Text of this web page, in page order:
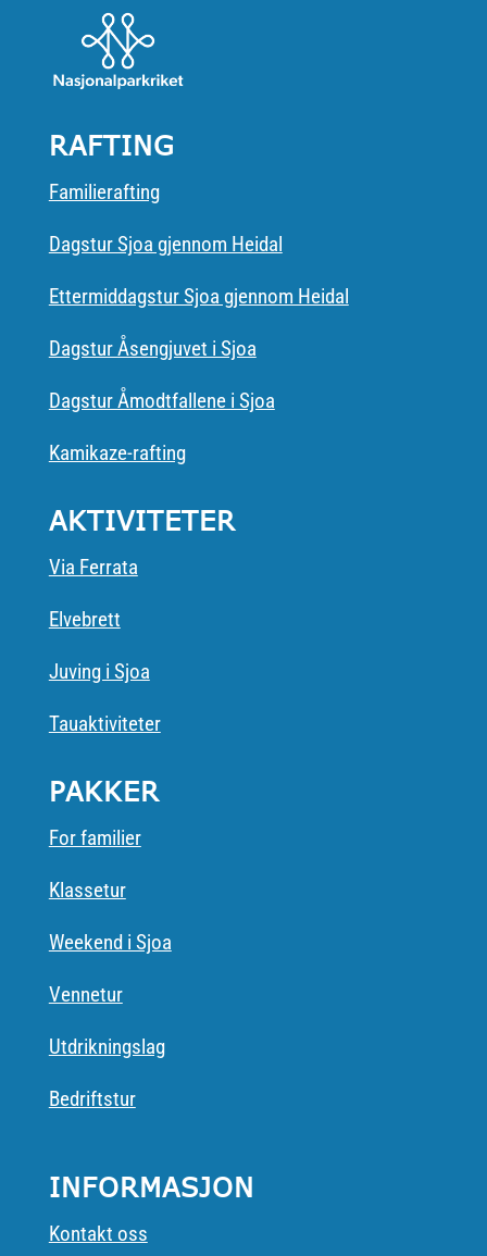
RAFTING
Familierafting
Dagstur Sjoa gjennom Heidal
Ettermiddagstur Sjoa gjennom Heidal
Dagstur Åsengjuvet i Sjoa
Dagstur Åmodtfallene i Sjoa
Kamikaze-rafting
AKTIVITETER
Via Ferrata
Elvebrett
Juving i Sjoa
Tauaktiviteter
PAKKER
For familier
Klassetur
Weekend i Sjoa
Vennetur
Utdrikningslag
Bedriftstur
INFORMASJON
Kontakt oss